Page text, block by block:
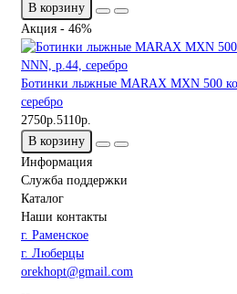
В корзину
Акция - 46%
Ботинки лыжные MARAX MXN 500
серебро
2750р.5110р.
В корзину
Информация
Служба поддержки
Каталог
Наши контакты
г. Раменское
г. Люберцы
orekhopt@gmail.com